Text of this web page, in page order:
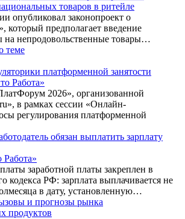
товаров в ритейле
опубликовал законопроект о
который предполагает введение
на непродовольственные товары…
теме
платформенной занятости
Работа»
2026», организованной
в рамках сессии «Онлайн-
регулирования платформенной
обязан выплатить зарплату
Работа»
заработной платы закреплен в
кодекса РФ: зарплата выплачивается не
в дату, установленную…
и прогнозы рынка
продуктов